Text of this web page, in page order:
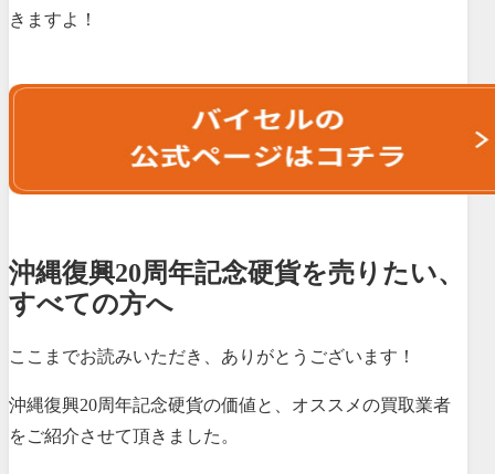
きますよ！
沖縄復興20周年記念硬貨を売りたい、
すべての方へ
ここまでお読みいただき、ありがとうございます！
沖縄復興20周年記念硬貨の価値と、オススメの買取業者
をご紹介させて頂きました。